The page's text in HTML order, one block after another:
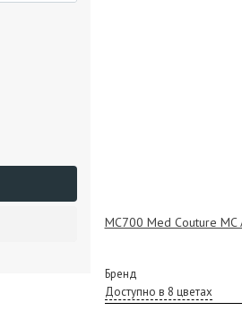
MC700 Med Couture MC
Бренд
Доступно в 8 цветах